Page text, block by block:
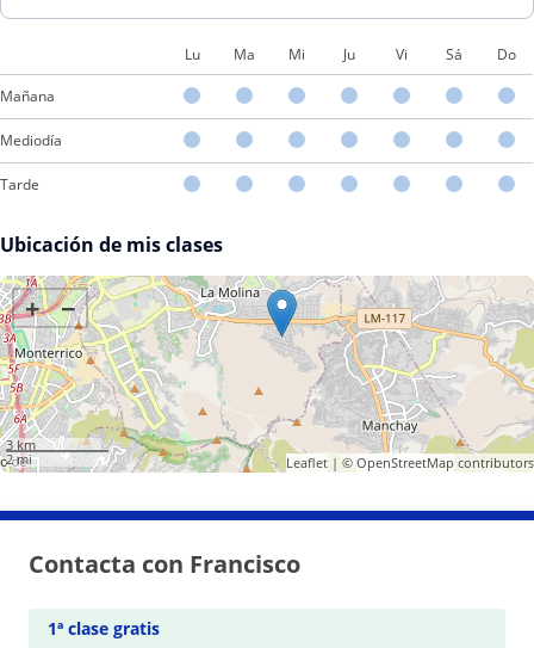
Lu Ma Mi Ju Vi Sá Do
Mañana
Mediodía
Tarde
Ubicación de mis clases
+ −
3 km
2 mi
Leaflet| © OpenStreetMap contributors
Contacta con Francisco
1ª clase gratis